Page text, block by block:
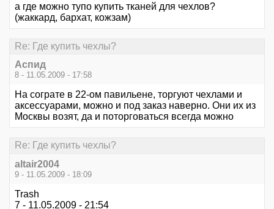
а где можно тупо купить тканей для чехлов?
(жаккард, бархат, кожзам)
Re: Где купить чехлы?
Аспид
8 - 11.05.2009 - 17:58
На сограте в 22-ом павильене, торгуют чехлами и
аксессуарами, можно и под заказ наверно. Они их из
Москвы возят, да и поторговаться всегда можно
Re: Где купить чехлы?
altair2004
9 - 11.05.2009 - 18:09
Trash
7 - 11.05.2009 - 21:54